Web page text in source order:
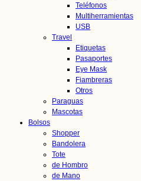
Teléfonos
Multiherramientas
USB
Travel
Etiquetas
Pasaportes
Eye Mask
Fiambreras
Otros
Paraguas
Mascotas
Bolsos
Shopper
Bandolera
Tote
de Hombro
de Mano